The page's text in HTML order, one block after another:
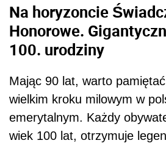
Na horyzoncie
Honorowe.
100. urodziny
Mając 90 lat, warto
wielkim kroku milowym w
emerytalnym. Każdy
wiek 100 lat, otrzymuje